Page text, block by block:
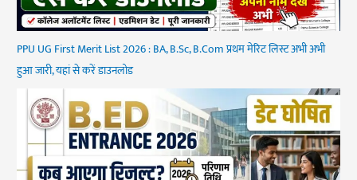
PPU UG First Merit List 2026 : BA, B.Sc, B.Com प्रथम मेरिट लिस्ट अभी अभी
हुआ जारी, यहां से करें डाउनलोड